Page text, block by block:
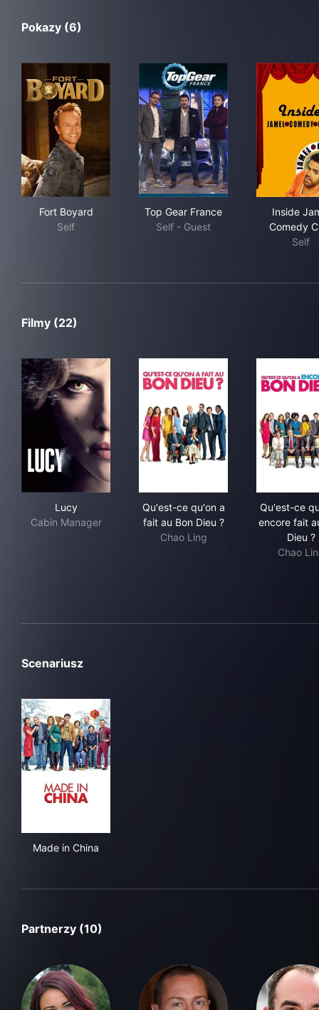
Pokazy (6)
Fort Boyard
Self
Top Gear France
Self - Guest
Inside
Comedy
Self
Filmy (22)
Lucy
Cabin Manager
Qu'est-ce qu'on a
fait au Bon Dieu ?
Chao Ling
Qu'est-ce
encore fait
Dieu ?
Chao
Scenariusz
Made in China
Partnerzy (10)